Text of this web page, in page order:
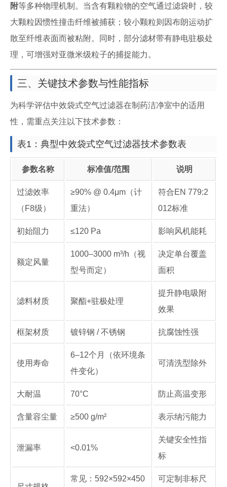
附等多种物理机制。当含有颗粒物的空气通过滤袋时，较
大颗粒因惯性撞击纤维被捕获；较小颗粒则因布朗运动扩
散至纤维表面而被粘附。同时，部分滤材带有静电驻极处
理，可增强对亚微米级粒子的捕捉能力。
三、关键技术参数与性能指标
为科学评估中效袋式空气过滤器在制药洁净室中的适用
性，需重点关注以下技术参数：
表1：典型中效袋式空气过滤器技术参数表
参数名称 标准值/范围 说明
过滤效率
（F8级）
≥90% @ 0.4μm（计
重法）
符合EN 779:2
012标准
初始阻力 ≤120 Pa 影响风机能耗
额定风量
1000–3000 m³/h（视
型号而定）
决定单台覆盖
面积
滤料材质 聚酯+驻极处理
提升静电吸附
效果
框架材质 镀锌钢 / 不锈钢 抗腐蚀性强
使用寿命
6–12个月（依环境条
件变化）
可清洗型除外
大耐温 70°C 防止高温变形
含量容尘量 ≥500 g/m² 表示纳污能力
泄漏率 <0.01%
关键安全性指
标
常见：592×592×450 可定制非标尺